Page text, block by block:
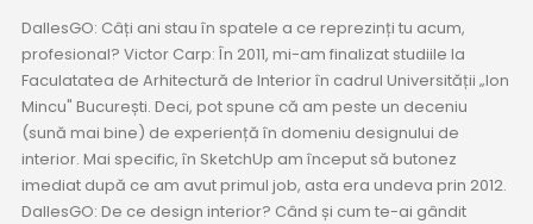
DallesGO: Câți ani stau în spatele a ce reprezinți tu acum,
profesional? Victor Carp: În 2011, mi-am finalizat studiile la
Faculatatea de Arhitectură de Interior în cadrul Universității „Ion
Mincu" București. Deci, pot spune că am peste un deceniu
(sună mai bine) de experiență în domeniu designului de
interior. Mai specific, în SketchUp am început să butonez
imediat după ce am avut primul job, asta era undeva prin 2012.
DallesGO: De ce design interior? Când și cum te-ai gândit